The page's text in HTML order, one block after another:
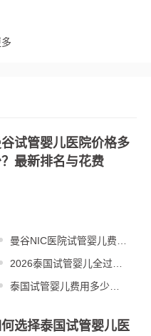
试管婴儿医院价格多
最新排名与花费
曼谷NIC医院试管婴儿费用
2026泰国试管婴儿全过程
泰国试管婴儿费用多少
选择泰国试管婴儿医